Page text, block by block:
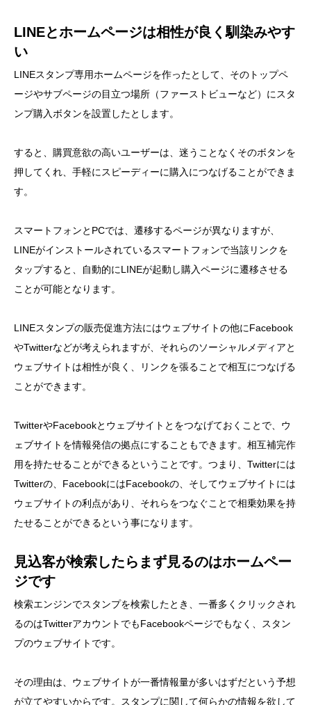
LINEとホームページは相性が良く馴染みやす
い
LINEスタンプ専用ホームページを作ったとして、そのトップペ
ージやサブページの目立つ場所（ファーストビューなど）にスタ
ンプ購入ボタンを設置したとします。
すると、購買意欲の高いユーザーは、迷うことなくそのボタンを
押してくれ、手軽にスピーディーに購入につなげることができま
す。
スマートフォンとPCでは、遷移するページが異なりますが、
LINEがインストールされているスマートフォンで当該リンクを
タップすると、自動的にLINEが起動し購入ページに遷移させる
ことが可能となります。
LINEスタンプの販売促進方法にはウェブサイトの他にFacebook
やTwitterなどが考えられますが、それらのソーシャルメディアと
ウェブサイトは相性が良く、リンクを張ることで相互につなげる
ことができます。
TwitterやFacebookとウェブサイトとをつなげておくことで、ウ
ェブサイトを情報発信の拠点にすることもできます。相互補完作
用を持たせることができるということです。つまり、Twitterには
Twitterの、FacebookにはFacebookの、そしてウェブサイトには
ウェブサイトの利点があり、それらをつなぐことで相乗効果を持
たせることができるという事になります。
見込客が検索したらまず見るのはホームペー
ジです
検索エンジンでスタンプを検索したとき、一番多くクリックされ
るのはTwitterアカウントでもFacebookページでもなく、スタン
プのウェブサイトです。
その理由は、ウェブサイトが一番情報量が多いはずだという予想
が立てやすいからです。スタンプに関して何らかの情報を欲して